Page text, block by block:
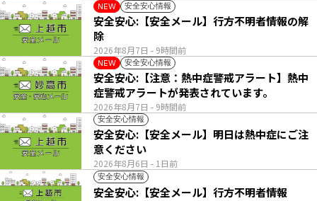
NEW 安全安心情報
2026年8月7日 - 9時間前
安全安心:【安全メール】行方不明者情報の解
除
NEW 安全安心情報
2026年8月7日 - 9時間前
安全安心:【注意：熱中症警戒アラート】熱中
症警戒アラートが発表されています。
安全安心情報
2026年8月6日 - 1日前
安全安心:【安全メール】明日は熱中症にご注
意ください
安全安心情報
安全安心:【安全メール】行方不明者情報